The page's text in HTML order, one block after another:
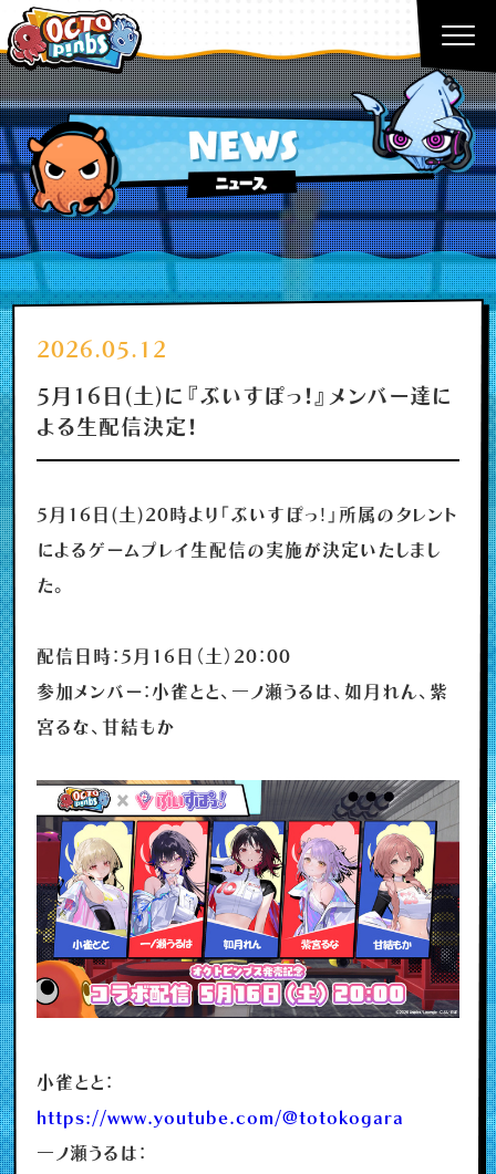
2026.05.12
5月16日(土)に『ぶいすぽっ！』メンバー達に
よる生配信決定！
5月16日(土)20時より「ぶいすぽっ！」所属のタレント
によるゲームプレイ生配信の実施が決定いたしまし
た。
配信日時：5月16日（土）20：00
参加メンバー：小雀とと、一ノ瀬うるは、如月れん、紫
宮るな、甘結もか
小雀とと：
https://www.youtube.com/@totokogara
一ノ瀬うるは：